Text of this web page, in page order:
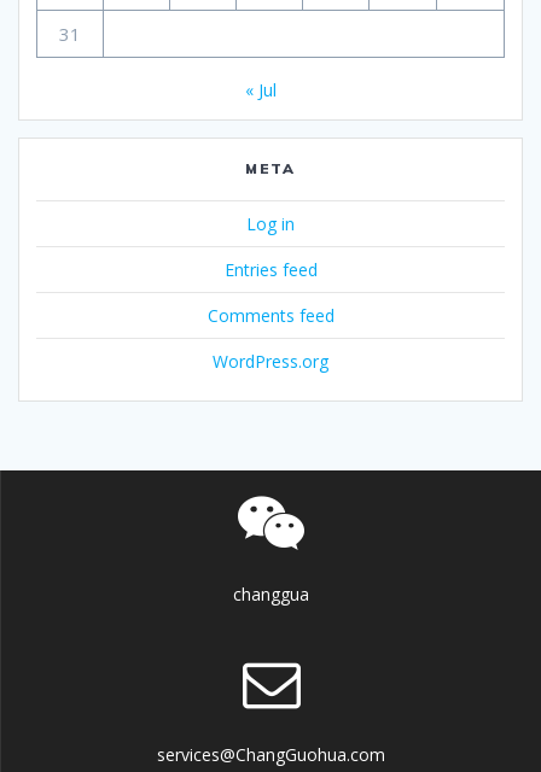
31
« Jul
META
Log in
Entries feed
Comments feed
WordPress.org
changgua
services@ChangGuohua.com